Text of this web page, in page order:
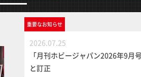
重要なお知らせ
2026.07.25
「月刊ホビージャパン2026年9月
と訂正